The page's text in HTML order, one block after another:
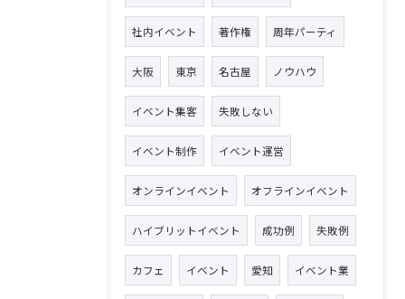
社内イベント 著作権 周年パーティ
大阪 東京 名古屋 ノウハウ
イベント集客 失敗しない
イベント制作 イベント運営
オンラインイベント オフラインイベント
ハイブリットイベント 成功例 失敗例
カフェ イベント 愛知 イベント業